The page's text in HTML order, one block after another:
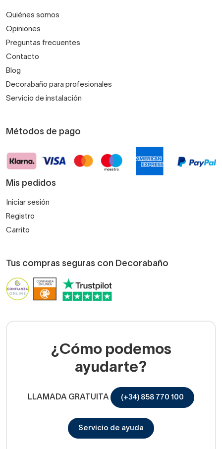
Quiénes somos
Opiniones
Preguntas frecuentes
Contacto
Blog
Decorabaño para profesionales
Servicio de instalación
Métodos de pago
Mis pedidos
Iniciar sesión
Registro
Carrito
Tus compras seguras con Decorabaño
¿Cómo podemos
ayudarte?
LLAMADA GRATUITA (+34) 858 770 100
Servicio de ayuda